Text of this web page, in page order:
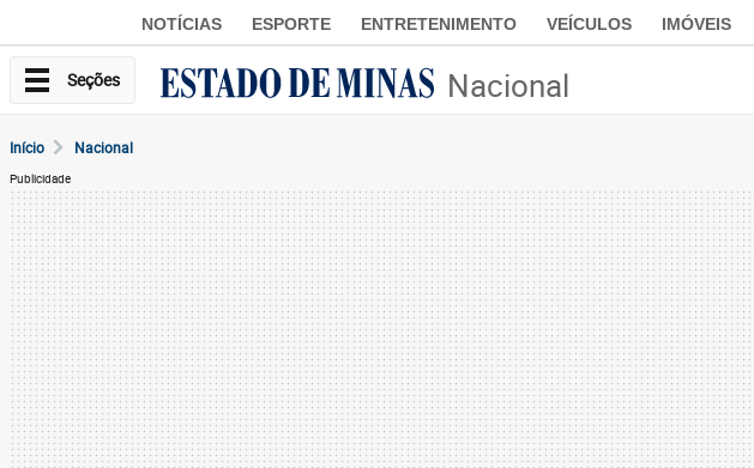
NOTÍCIAS ESPORTE ENTRETENIMENTO VEÍCULOS IMÓVEIS
Seções Nacional
Início Nacional
Publicidade